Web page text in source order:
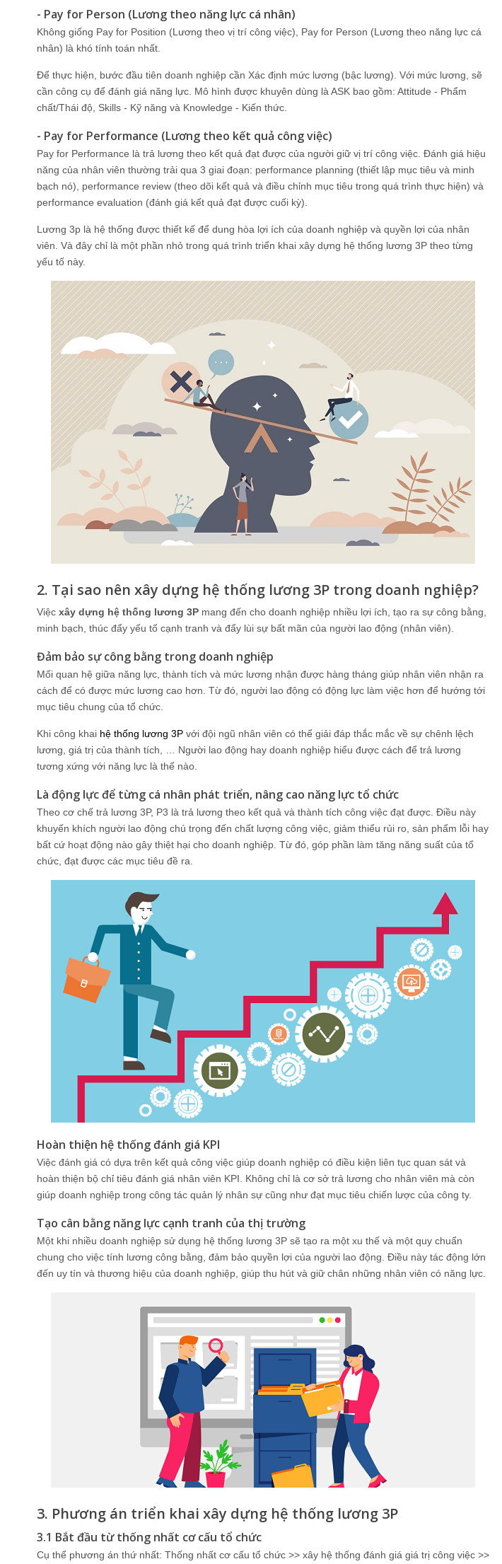
- Pay for Person (Lương theo năng lực cá nhân)
Không giống Pay for Position (Lương theo vị trí công việc), Pay for Person (Lương theo năng lực cá
nhân) là khó tính toán nhất.
Để thực hiện, bước đầu tiên doanh nghiệp cần Xác định mức lương (bậc lương). Với mức lương, sẽ
cần công cụ để đánh giá năng lực. Mô hình được khuyên dùng là ASK bao gồm: Attitude - Phẩm
chất/Thái độ, Skills - Kỹ năng và Knowledge - Kiến thức.
- Pay for Performance (Lương theo kết quả công việc)
Pay for Performance là trả lương theo kết quả đạt được của người giữ vị trí công việc. Đánh giá hiệu
năng của nhân viên thường trải qua 3 giai đoạn: performance planning (thiết lập mục tiêu và minh
bạch nó), performance review (theo dõi kết quả và điều chỉnh mục tiêu trong quá trình thực hiện) và
performance evaluation (đánh giá kết quả đạt được cuối kỳ).
Lương 3p là hệ thống được thiết kế để dung hòa lợi ích của doanh nghiệp và quyền lợi của nhân
viên. Và đây chỉ là một phần nhỏ trong quá trình triển khai xây dựng hệ thống lương 3P theo từng
yếu tố này.
2. Tại sao nên xây dựng hệ thống lương 3P trong doanh nghiệp?
Việc xây dựng hệ thống lương 3P mang đến cho doanh nghiệp nhiều lợi ích, tạo ra sự công bằng,
minh bạch, thúc đẩy yếu tố cạnh tranh và đẩy lùi sự bất mãn của người lao động (nhân viên).
Đảm bảo sự công bằng trong doanh nghiệp
Mối quan hệ giữa năng lực, thành tích và mức lương nhận được hàng tháng giúp nhân viên nhận ra
cách để có được mức lương cao hơn. Từ đó, người lao động có động lực làm việc hơn để hướng tới
mục tiêu chung của tổ chức.
Khi công khai hệ thống lương 3P với đội ngũ nhân viên có thể giải đáp thắc mắc về sự chênh lệch
lương, giá trị của thành tích, … Người lao động hay doanh nghiệp hiểu được cách để trả lương
tương xứng với năng lực là thế nào.
Là động lực để từng cá nhân phát triển, nâng cao năng lực tổ chức
Theo cơ chế trả lương 3P, P3 là trả lương theo kết quả và thành tích công việc đạt được. Điều này
khuyến khích người lao động chú trọng đến chất lượng công việc, giảm thiểu rủi ro, sản phẩm lỗi hay
bất cứ hoạt động nào gây thiệt hại cho doanh nghiệp. Từ đó, góp phần làm tăng năng suất của tổ
chức, đạt được các mục tiêu đề ra.
Hoàn thiện hệ thống đánh giá KPI
Việc đánh giá có dựa trên kết quả công việc giúp doanh nghiệp có điều kiện liên tục quan sát và
hoàn thiện bộ chỉ tiêu đánh giá nhân viên KPI. Không chỉ là cơ sở trả lương cho nhân viên mà còn
giúp doanh nghiệp trong công tác quản lý nhân sự cũng như đạt mục tiêu chiến lược của công ty.
Tạo cân bằng năng lực cạnh tranh của thị trường
Một khi nhiều doanh nghiệp sử dụng hệ thống lương 3P sẽ tạo ra một xu thế và một quy chuẩn
chung cho việc tính lương công bằng, đảm bảo quyền lợi của người lao động. Điều này tác động lớn
đến uy tín và thương hiệu của doanh nghiệp, giúp thu hút và giữ chân những nhân viên có năng lực.
3. Phương án triển khai xây dựng hệ thống lương 3P
3.1 Bắt đầu từ thống nhất cơ cấu tổ chức
Cụ thể phương án thứ nhất: Thống nhất cơ cấu tổ chức >> xây hệ thống đánh giá giá trị công việc >>